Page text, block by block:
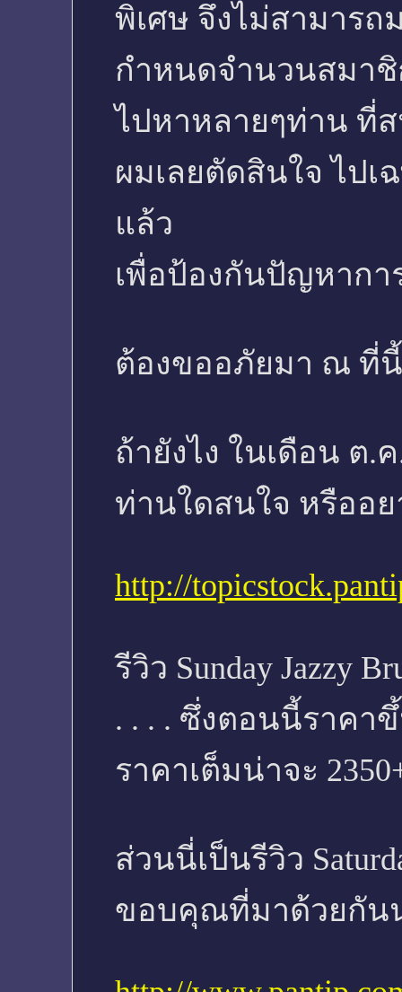
พิเศษ จึงไม่สามาร
กำหนดจำนวนสมา
ไปหาหลายๆท่าน ที่
ผมเลยตัดสินใจ ไป
แล้ว
เพื่อป้องกันปัญหากา
ต้องขออภัยมา ณ ที่นี้
ถ้ายังไง ในเดือน ต.
ท่านใดสนใจ หรืออย
http://
รีวิว Sunday Jazzy
. . . . ซึ่งตอนนี้ราคา
ราคาเต็มน่าจะ
ส่วนนี่เป็นรีวิว
ขอบคุณที่มาด้วยกัน